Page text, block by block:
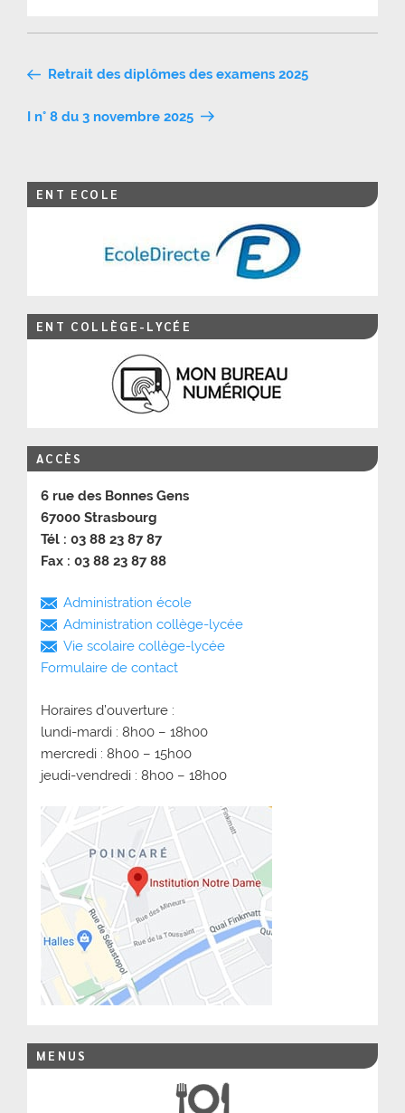
Navigation
de
Retrait des diplômes des examens 2025
I n° 8 du 3 novembre 2025
ENT ECOLE
ENT COLLÈGE-LYCÉE
ACCÈS
6 rue des Bonnes Gens
67000 Strasbourg
Tél : 03 88 23 87 87
Fax : 03 88 23 87 88
Administration école
Administration collège-lycée
Vie scolaire collège-lycée
Formulaire de contact
Horaires d’ouverture :
lundi-mardi : 8h00 – 18h00
mercredi : 8h00 – 15h00
jeudi-vendredi : 8h00 – 18h00
MENUS